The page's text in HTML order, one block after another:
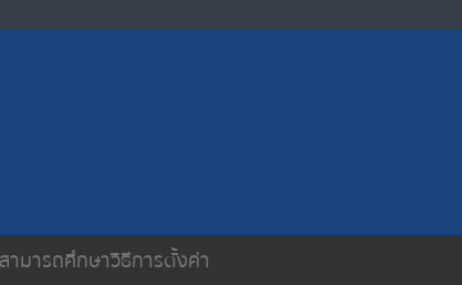
ต่อเรา นโยบายความเป็นส่วนตัว
ามารถศึกษาวิธีการตั้งค่า